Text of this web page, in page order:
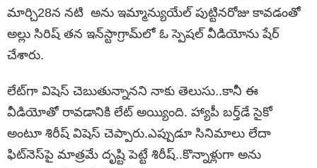
మార్చి28న నటి అను ఇమ్మాన్యుయేల్‌ పుట్టినరోజు కావడంతో
అల్లు సిరిష్ తన ఇన్‌స్టాగ్రామ్‌లో ఓ స్పెషల్‌ వీడియోను షేర్‌
చేశారు.
లేట్‌గా విషెస్‌ చెబుతున్నానని నాకు తెలుసు..కానీ ఈ
వీడియోతో రావడానికి లేట్‌ అయ్యింది. హ్యాపీ బర్త్‌డే సైకో
అంటూ శిరీష్‌ విషెస్‌ చెప్పారు.ఎప్పుడూ సినిమాలు లేదా
ఫిట్‌నెస్‌పై మాత్రమే దృష్టి పెట్టే శిరీష్‌..కొన్నాళ్లుగా అను